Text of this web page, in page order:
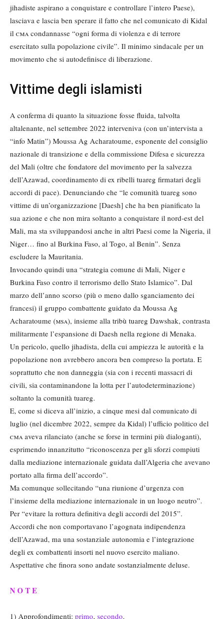
jihadiste aspirano a conquistare e controllare l’intero Paese),
lasciava e lascia ben sperare il fatto che nel comunicato di Kidal
il cma condannasse “ogni forma di violenza e di terrore
esercitato sulla popolazione civile”. Il minimo sindacale per un
movimento che si autodefinisce di liberazione.
Vittime degli islamisti
A conferma di quanto la situazione fosse fluida, talvolta
altalenante, nel settembre 2022 interveniva (con un’intervista a
“info Matin”) Moussa Ag Acharatoume, esponente del consiglio
nazionale di transizione e della commissione Difesa e sicurezza
del Mali (oltre che fondatore del movimento per la salvezza
dell’Azawad, coordinamento di ex ribelli tuareg firmatari degli
accordi di pace). Denunciando che “le comunità tuareg sono
vittime di un’organizzazione [Daesh] che ha ben pianificato la
sua azione e che non mira soltanto a conquistare il nord-est del
Mali, ma sta sviluppandosi anche in altri Paesi come la Nigeria, il
Niger… fino al Burkina Faso, al Togo, al Benin”. Senza
escludere la Mauritania.
Invocando quindi una “strategia comune di Mali, Niger e
Burkina Faso contro il terrorismo dello Stato Islamico”. Dal
marzo dell’anno scorso (più o meno dallo sganciamento dei
francesi) il gruppo combattente guidato da Moussa Ag
Acharatoume (msa), insieme alla tribù tuareg Dawshak, contrasta
militarmente l’espansione di Daesh nella regione di Menaka.
Un pericolo, quello jihadista, della cui ampiezza le autorità e la
popolazione non avrebbero ancora ben compreso la portata. E
soprattutto che non danneggia (sia con i recenti massacri di
civili, sia contaminandone la lotta per l’autodeterminazione)
soltanto la comunità tuareg.
E, come si diceva all’inizio, a cinque mesi dal comunicato di
luglio (nel dicembre 2022, sempre da Kidal) l’ufficio politico del
cma aveva rilanciato (anche se forse in termini più dialoganti),
esprimendo innanzitutto “riconoscenza per gli sforzi compiuti
dalla mediazione internazionale guidata dall’Algeria che avevano
portato alla firma dell’accordo”.
Ma comunque sollecitando “una riunione d’urgenza con
l’insieme della mediazione internazionale in un luogo neutro”.
Per “evitare la rottura definitiva degli accordi del 2015”.
Accordi che non comportavano l’agognata indipendenza
dell’Azawad, ma una sostanziale autonomia e l’integrazione
degli ex combattenti insorti nel nuovo esercito maliano.
Aspettative che finora sono andate sostanzialmente deluse.
N O T E
1) Approfondimenti: primo, secondo.